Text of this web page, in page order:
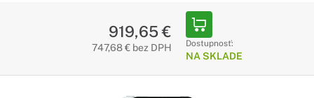
919,65 €
747,68 € bez DPH Dostupnosť:
NA SKLADE